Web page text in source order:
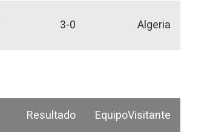
3-0 Algeria
Resultado EquipoVisitante